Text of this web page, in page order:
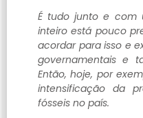
É tudo junto e com
inteiro está pouco
acordar para isso e
governamentais e
Então, hoje, por
intensificação da
fósseis no país.